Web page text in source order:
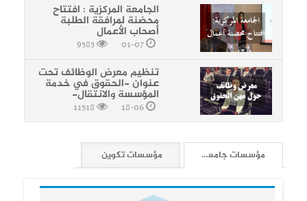
الجامعة المركزية : افتتاح
محضنة لمرافقة الطلبة
أصحاب الأعمال
تنظيم معرض الوظائف تحت
عنوان -الحقوق في خدمة
المؤسسة والانتقال-
مؤسسات جامعية مؤسسات تكوين